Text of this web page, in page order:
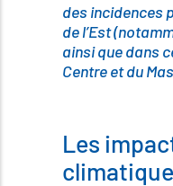
des incidences
de l’Est
ainsi que dans
Centre et du
Les
climatique